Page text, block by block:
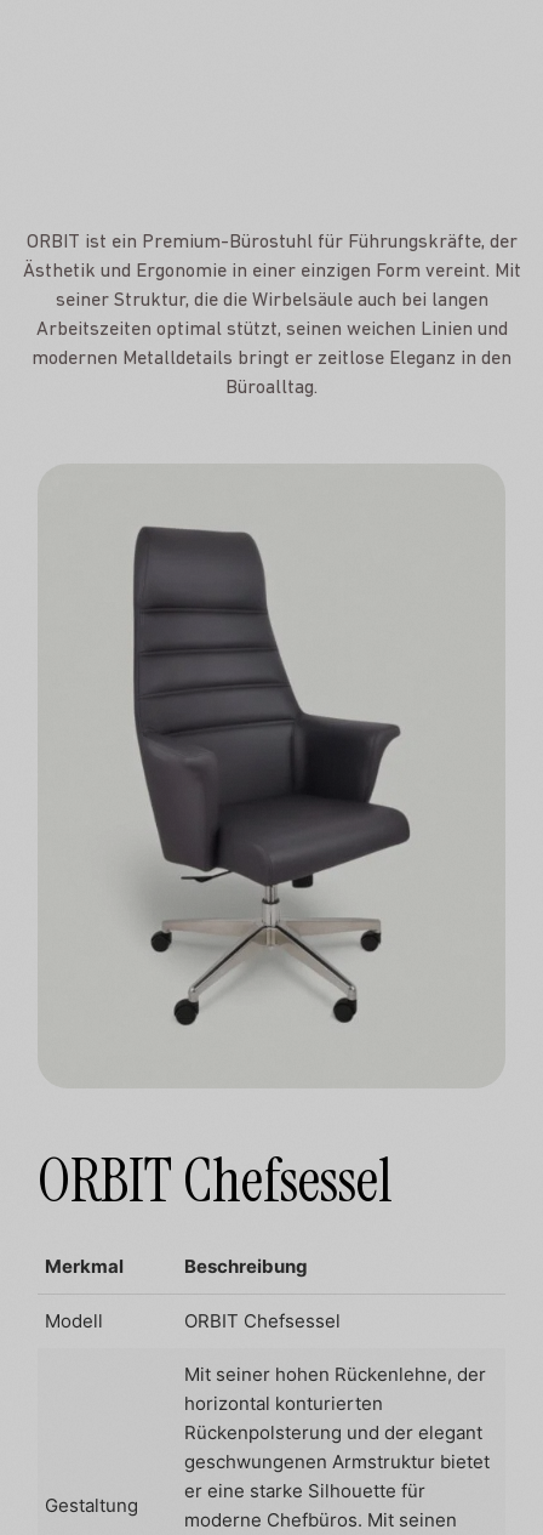
ORBIT ist ein Premium-Bürostuhl für Führungskräfte, der
Ästhetik und Ergonomie in einer einzigen Form vereint. Mit
seiner Struktur, die die Wirbelsäule auch bei langen
Arbeitszeiten optimal stützt, seinen weichen Linien und
modernen Metalldetails bringt er zeitlose Eleganz in den
Büroalltag.
ORBIT Chefsessel
Merkmal Beschreibung
Modell ORBIT Chefsessel
Gestaltung
Mit seiner hohen Rückenlehne, der
horizontal konturierten
Rückenpolsterung und der elegant
geschwungenen Armstruktur bietet
er eine starke Silhouette für
moderne Chefbüros. Mit seinen